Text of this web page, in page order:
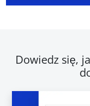
Dowiedz się,